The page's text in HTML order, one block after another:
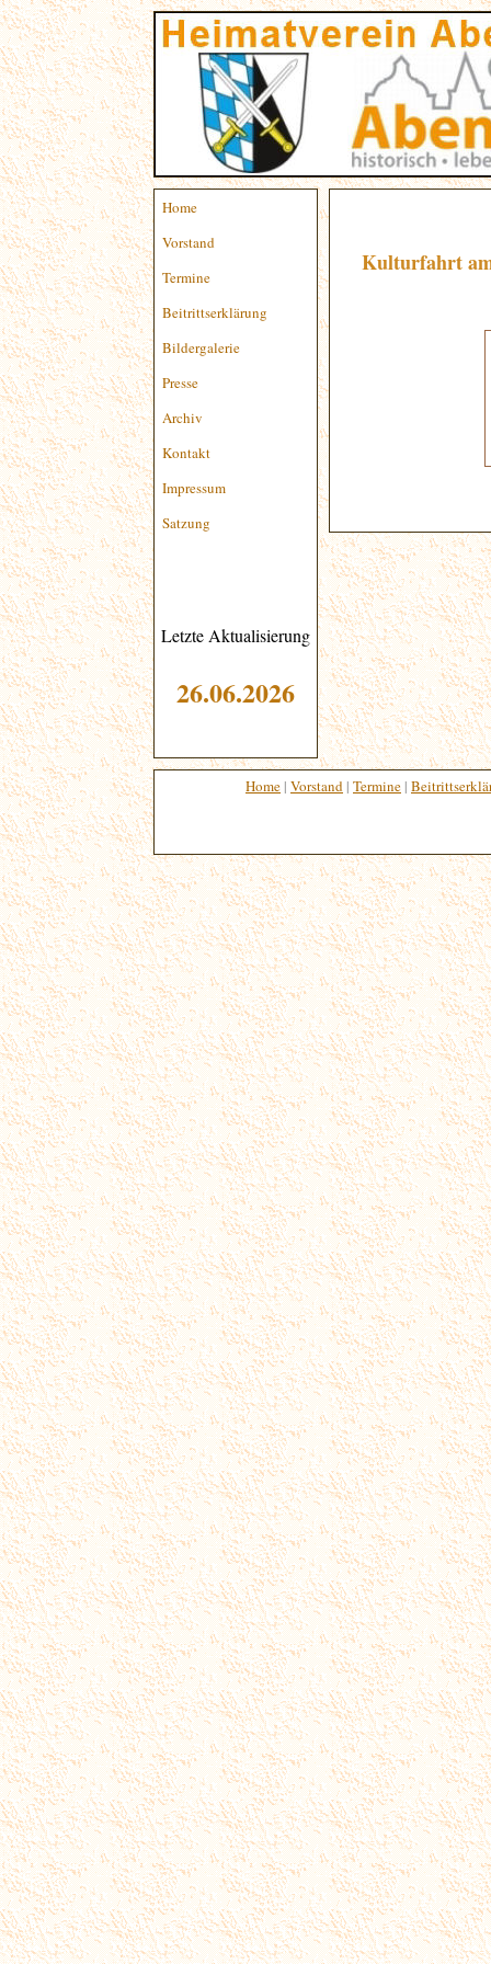
Home
Vorstand
Termine
Beitrittserklärung
Bildergalerie
Presse
Archiv
Kontakt
Impressum
Satzung
Letzte Aktualisierung
26.06.2026
Kulturfahrt
Home | Vorstand | Termine |